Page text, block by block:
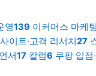
영139 이커머스 마케
이트·고객 리서치27
서17 칼럼6 쿠팡 입점